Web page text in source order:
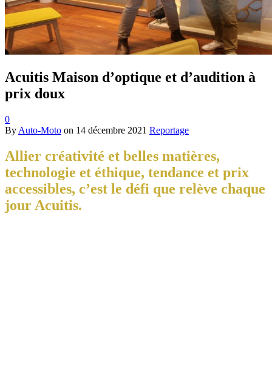
Acuitis Maison d’optique et d’audition à
prix doux
0
By Auto-Moto on 14 décembre 2021 Reportage
Allier créativité et belles matières,
technologie et éthique, tendance et prix
accessibles, c’est le défi que relève chaque
jour Acuitis.